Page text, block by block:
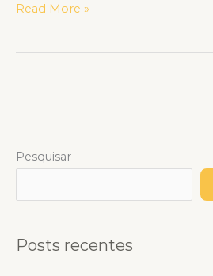
Read More »
Pesquisar
Posts recentes